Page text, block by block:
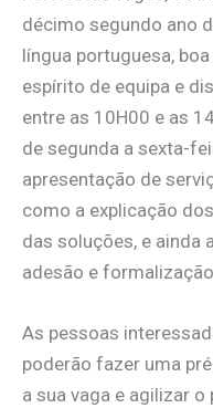
décimo segundo ano
língua portuguesa,
espírito de equipa e
entre as 10H00 e as
de segunda a sexta-
apresentação de
como a explicação
das soluções, e ainda
adesão e
As pessoas
poderão fazer uma
a sua vaga e agilizar